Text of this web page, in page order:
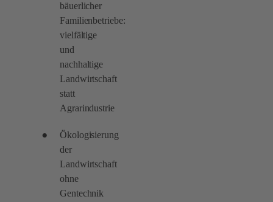
bäuerlicher
Familienbetriebe:
vielfältige
und
nachhaltige
Landwirtschaft
statt
Agrarindustrie
Ökologisierung
der
Landwirtschaft
ohne
Gentechnik